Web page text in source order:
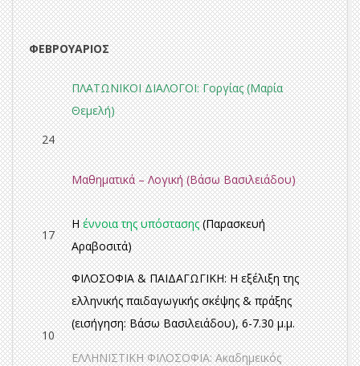
ΦΕΒΡΟΥΑΡΙΟΣ
24
ΠΛΑΤΩΝΙΚΟΙ ΔΙΑΛΟΓΟΙ:Γοργίας(Μαρία
Θεμελή)
Μαθηματικά – Λογική(Βάσω Βασιλειάδου)
17
Ηέννοια της υπόστασης(Παρασκευή
Αραβοσιτά)
10
ΦΙΛΟΣΟΦΙΑ & ΠΑΙΔΑΓΩΓΙΚΗ: Η εξέλιξη της
ελληνικής παιδαγωγικής σκέψης & πράξης
(εισήγηση: Βάσω Βασιλειάδου), 6-7.30 μ.μ.
ΕΛΛΗΝΙΣΤΙΚΗ ΦΙΛΟΣΟΦΙΑ:Ακαδημεικός